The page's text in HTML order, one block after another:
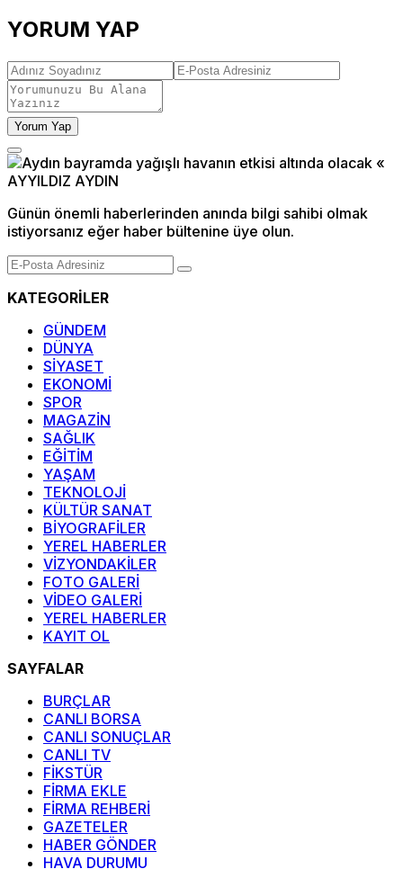
YORUM YAP
Yorum Yap
Günün önemli haberlerinden anında bilgi sahibi olmak
istiyorsanız eğer haber bültenine üye olun.
KATEGORİLER
GÜNDEM
DÜNYA
SİYASET
EKONOMİ
SPOR
MAGAZİN
SAĞLIK
EĞİTİM
YAŞAM
TEKNOLOJİ
KÜLTÜR SANAT
BİYOGRAFİLER
YEREL HABERLER
VİZYONDAKİLER
FOTO GALERİ
VİDEO GALERİ
YEREL HABERLER
KAYIT OL
SAYFALAR
BURÇLAR
CANLI BORSA
CANLI SONUÇLAR
CANLI TV
FİKSTÜR
FİRMA EKLE
FİRMA REHBERİ
GAZETELER
HABER GÖNDER
HAVA DURUMU